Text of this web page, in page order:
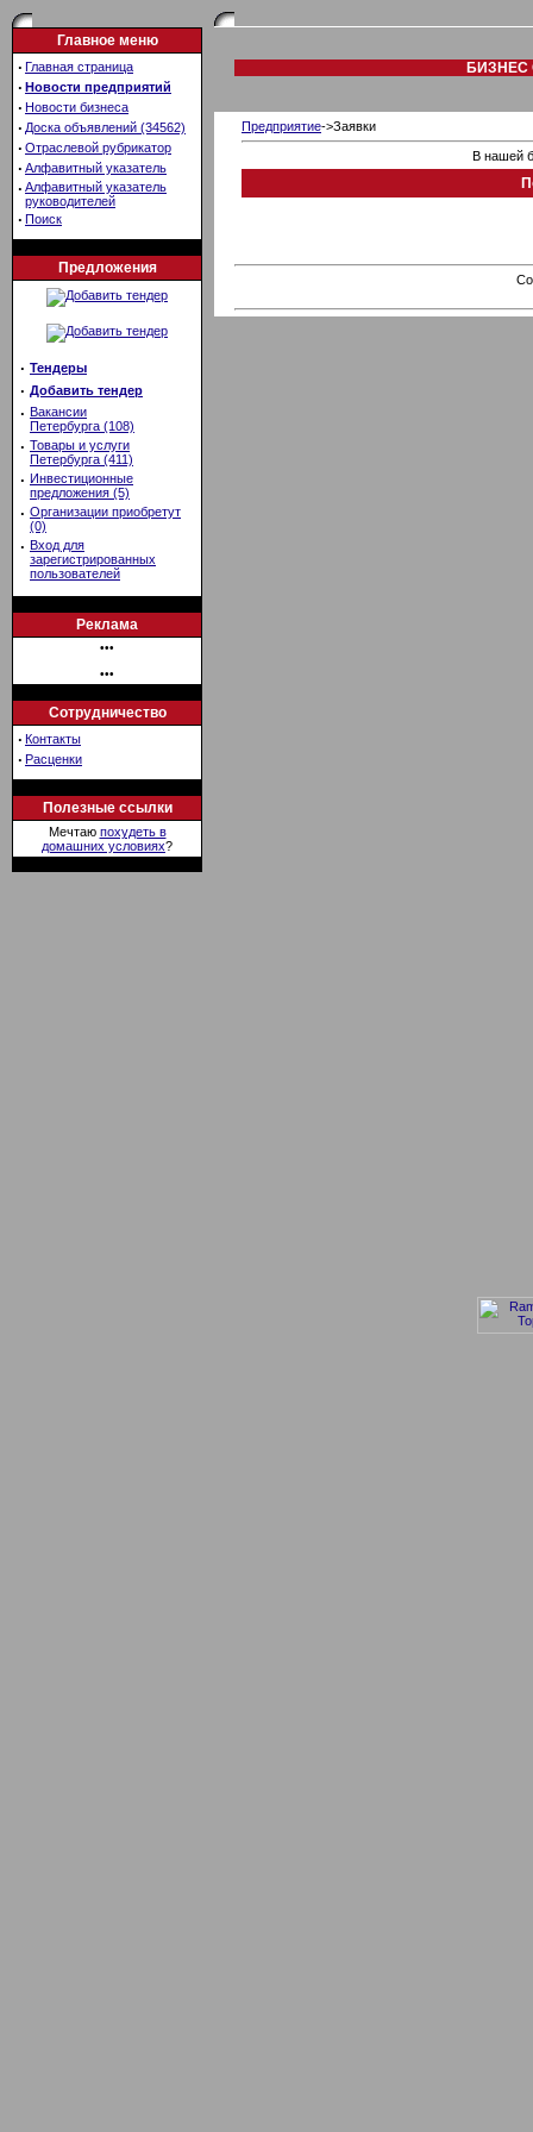
Главное меню
· Главная страница
· Новости предприятий
· Новости бизнеса
· Доска объявлений (34562)
· Отраслевой рубрикатор
· Алфавитный указатель
· Алфавитный указатель
руководителей
· Поиск
Предложения
· Тендеры
· Добавить тендер
· Вакансии
Петербурга (108)
· Товары и услуги
Петербурга (411)
· Инвестиционные
предложения (5)
· Организации приобретут
(0)
· Вход для
зарегистрированных
пользователей
Реклама
•••
•••
Сотрудничество
· Контакты
· Расценки
Полезные ссылки
Мечтаю похудеть в
домашних условиях?
БИЗНЕС
Предприятие->Заявки
В нашей